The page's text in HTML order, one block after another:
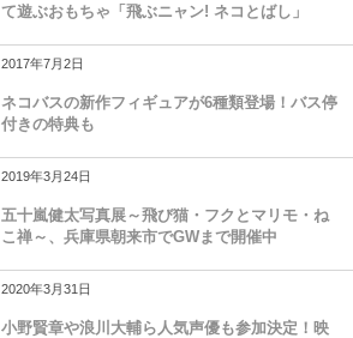
て遊ぶおもちゃ「飛ぶニャン! ネコとばし」
2017年7月2日
ネコバスの新作フィギュアが6種類登場！バス停
付きの特典も
2019年3月24日
五十嵐健太写真展～飛び猫・フクとマリモ・ね
こ禅～、兵庫県朝来市でGWまで開催中
2020年3月31日
小野賢章や浪川大輔ら人気声優も参加決定！映